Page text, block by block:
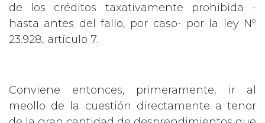
de los créditos taxativamente prohibida -
hasta antes del fallo, por caso- por la ley Nº
23.928, artículo 7.
Conviene entonces, primeramente, ir al
meollo de la cuestión directamente a tenor